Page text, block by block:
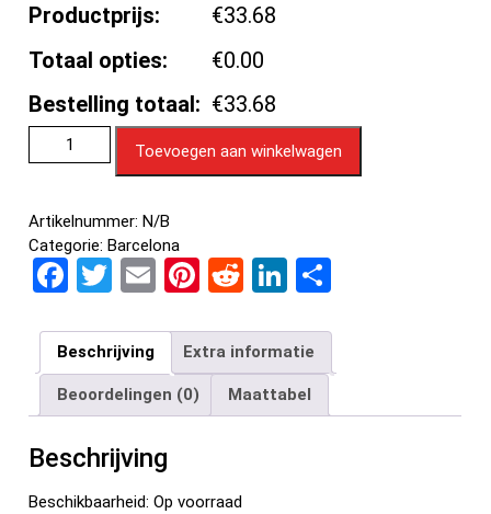
Productprijs:
€33.68
Totaal opties:
€0.00
Bestelling totaal: €33.68
Toevoegen aan winkelwagen
Artikelnummer:N/B
Categorie:Barcelona
F
ce
b
o
o
k
T
tt
er
E
ail
Pi
er
es
t
R
d
di
t
Li
ke
dI
n
e
n
Beschrijving Extra informatie
Beoordelingen (0) Maattabel
Beschrijving
Beschikbaarheid: Op voorraad